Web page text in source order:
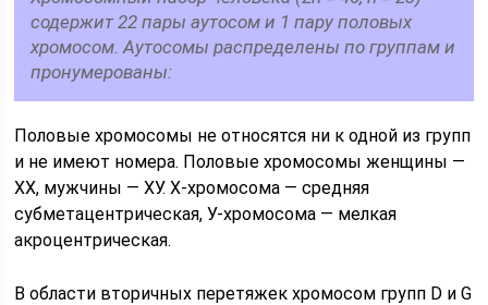
содержит 22 пары аутосом и 1 пару половых
хромосом. Аутосомы распределены по группам и
пронумерованы:
Половые хромосомы не относятся ни к одной из групп
и не имеют номера. Половые хромосомы женщины —
ХХ, мужчины — ХУ. Х-хромосома — средняя
субметацентрическая, У-хромосома — мелкая
акроцентрическая.
В области вторичных перетяжек хромосом групп D и G